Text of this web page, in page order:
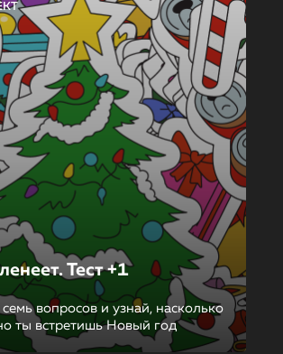
Тест +1
вопросов и узнай, насколько
ты встретишь Новый год